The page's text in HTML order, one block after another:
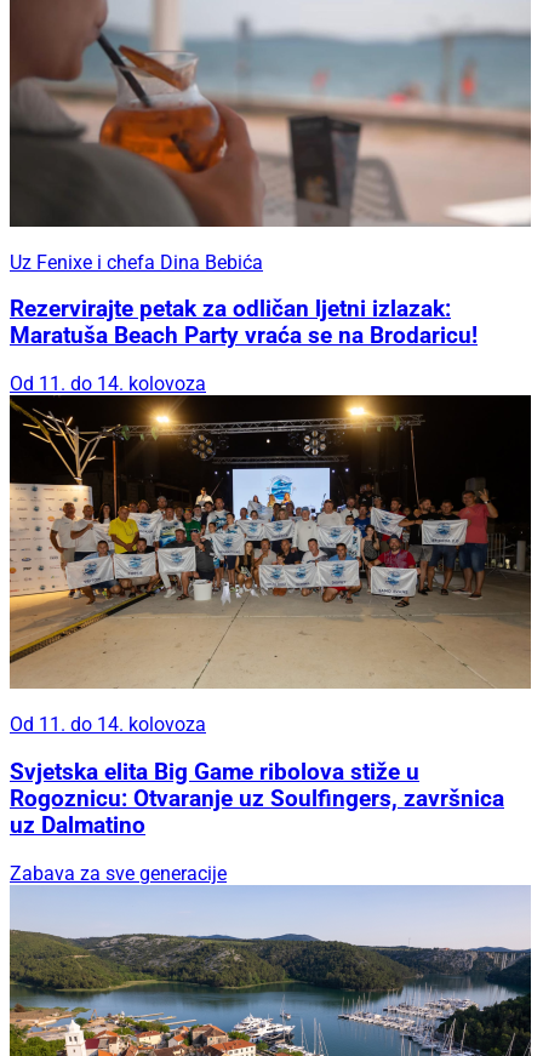
Uz Fenixe i chefa Dina Bebića
Rezervirajte petak za odličan ljetni izlazak:
Maratuša Beach Party vraća se na Brodaricu!
Od 11. do 14. kolovoza
Od 11. do 14. kolovoza
Svjetska elita Big Game ribolova stiže u
Rogoznicu: Otvaranje uz Soulfingers, završnica
uz Dalmatino
Zabava za sve generacije